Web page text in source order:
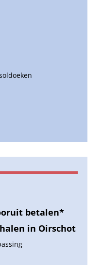
betalen*
in Oirschot